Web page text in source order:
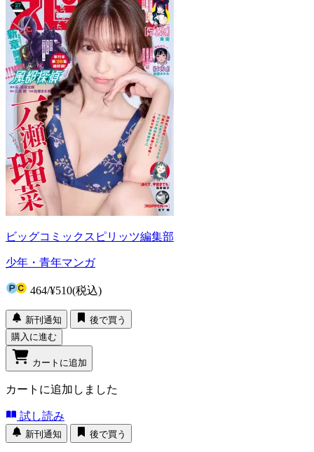
ビッグコミックスピリッツ編集部
少年・青年マンガ
464/¥510(税込)
新刊通知
後で買う
購入に進む
カートに追加
カートに追加しました
試し読み
新刊通知 後で買う